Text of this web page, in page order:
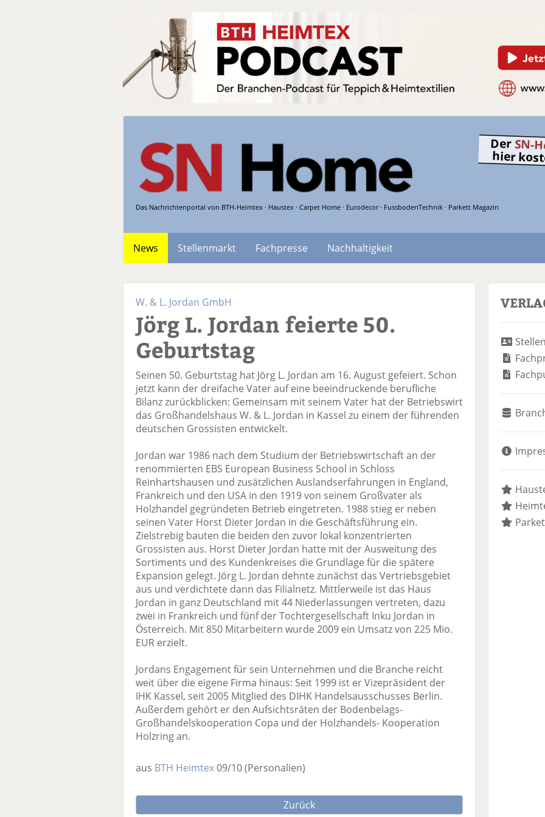
Das Nachrichtenportal von BTH-Heimtex · Haustex · Carpet Home · Eurodecor · FussbodenTechnik · Parkett Magazin
Der SN-
hier
News Stellenmarkt Fachpresse
Nachhaltigkeit
W. & L. Jordan GmbH
Jörg L. Jordan feierte 50.
Geburtstag
Seinen 50. Geburtstag hat Jörg L. Jordan am 16. August gefeiert. Schon
jetzt kann der dreifache Vater auf eine beeindruckende berufliche
Bilanz zurückblicken: Gemeinsam mit seinem Vater hat der Betriebswirt
das Großhandelshaus W. & L. Jordan in Kassel zu einem der führenden
deutschen Grossisten entwickelt.
Jordan war 1986 nach dem Studium der Betriebswirtschaft an der
renommierten EBS European Business School in Schloss
Reinhartshausen und zusätzlichen Auslandserfahrungen in England,
Frankreich und den USA in den 1919 von seinem Großvater als
Holzhandel gegründeten Betrieb eingetreten. 1988 stieg er neben
seinen Vater Horst Dieter Jordan in die Geschäftsführung ein.
Zielstrebig bauten die beiden den zuvor lokal konzentrierten
Grossisten aus. Horst Dieter Jordan hatte mit der Ausweitung des
Sortiments und des Kundenkreises die Grundlage für die spätere
Expansion gelegt. Jörg L. Jordan dehnte zunächst das Vertriebsgebiet
aus und verdichtete dann das Filialnetz. Mittlerweile ist das Haus
Jordan in ganz Deutschland mit 44 Niederlassungen vertreten, dazu
zwei in Frankreich und fünf der Tochtergesellschaft Inku Jordan in
Österreich. Mit 850 Mitarbeitern wurde 2009 ein Umsatz von 225 Mio.
EUR erzielt.
Jordans Engagement für sein Unternehmen und die Branche reicht
weit über die eigene Firma hinaus: Seit 1999 ist er Vizepräsident der
IHK Kassel, seit 2005 Mitglied des DIHK Handelsausschusses Berlin.
Außerdem gehört er den Aufsichtsräten der Bodenbelags-
Großhandelskooperation Copa und der Holzhandels- Kooperation
Holzring an.
aus BTH Heimtex09/10(Personalien)
Zurück